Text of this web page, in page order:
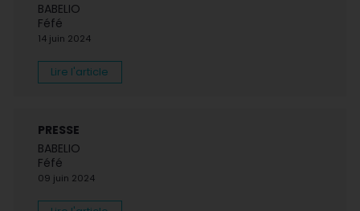
BABELIO
Féfé
14 juin 2024
Lire l'article
PRESSE
BABELIO
Féfé
09 juin 2024